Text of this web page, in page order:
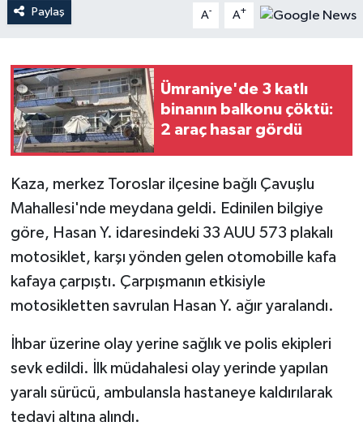
Paylaş A- A+
Ümraniye'de 3 katlı
binanın balkonu çöktü:
2 araç hasar gördü
Kaza, merkez Toroslar ilçesine bağlı Çavuşlu
Mahallesi'nde meydana geldi. Edinilen bilgiye
göre, Hasan Y. idaresindeki 33 AUU 573 plakalı
motosiklet, karşı yönden gelen otomobille kafa
kafaya çarpıştı. Çarpışmanın etkisiyle
motosikletten savrulan Hasan Y. ağır yaralandı.
İhbar üzerine olay yerine sağlık ve polis ekipleri
sevk edildi. İlk müdahalesi olay yerinde yapılan
yaralı sürücü, ambulansla hastaneye kaldırılarak
tedavi altına alındı.
Teknoloji